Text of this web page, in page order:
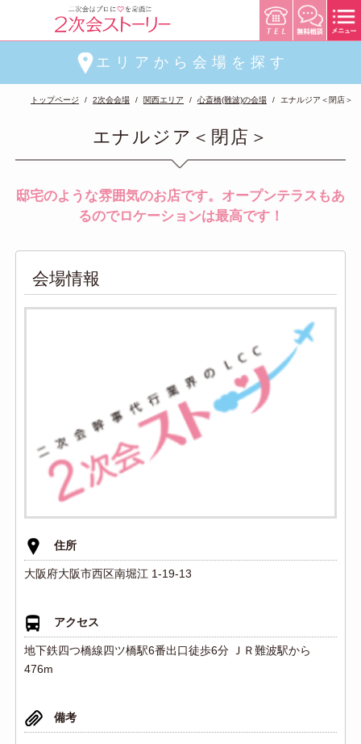
エリアから会場を探す
トップページ 2次会会場 関西エリア 心斎橋(難波)の会場 エナルジア＜閉店＞
エナルジア＜閉店＞
邸宅のような雰囲気のお店です。オープンテラスもあ
るのでロケーションは最高です！
会場情報
住所
大阪府大阪市西区南堀江 1-19-13
アクセス
地下鉄四つ橋線四ツ橋駅6番出口徒歩6分 ＪＲ難波駅から
476m
備考